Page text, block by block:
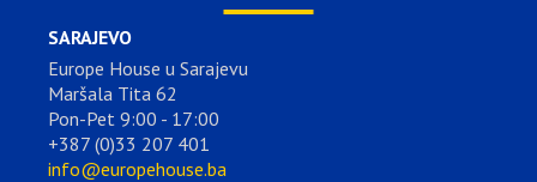
SARAJEVO
Europe House u Sarajevu
Maršala Tita 62
Pon-Pet 9:00 - 17:00
+387 (0)33 207 401
info@europehouse.ba